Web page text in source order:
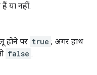
या नहीं.
होने पर true ; अगर हाथ
false .